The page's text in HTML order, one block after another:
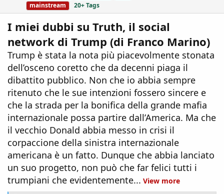
mainstream
20+ Tags
I miei dubbi su Truth, il social
network di Trump (di Franco Marino)
Trump è stata la nota più piacevolmente stonata
dell’osceno coretto che da decenni piaga il
dibattito pubblico. Non che io abbia sempre
ritenuto che le sue intenzioni fossero sincere e
che la strada per la bonifica della grande mafia
internazionale possa partire dall’America. Ma che
il vecchio Donald abbia messo in crisi il
corpaccione della sinistra internazionale
americana è un fatto. Dunque che abbia lanciato
un suo progetto, non può che far felici tutti i
trumpiani che evidentemente... View more